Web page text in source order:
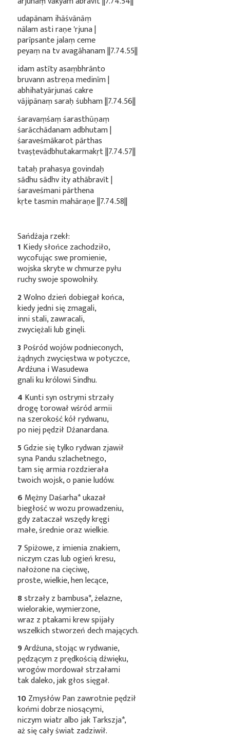
udapānam ihāśvānāṃ
nālam asti raṇe 'rjuna |
parīpsante jalaṃ ceme
peyaṃ na tv avagāhanam ||7.74.55||
idam astīty asaṃbhrānto
bruvann astreṇa medinīm |
abhihatyārjunaś cakre
vājipānaṃ saraḥ śubham ||7.74.56||
śaravaṃśaṃ śarasthūṇaṃ
śarācchādanam adbhutam |
śaraveśmākarot pārthas
tvaṣṭevādbhutakarmakṛt ||7.74.57||
tataḥ prahasya govindaḥ
sādhu sādhv ity athābravīt |
śaraveśmani pārthena
kṛte tasmin mahāraṇe ||7.74.58||
Sańdźaja rzekł:
1 Kiedy słońce zachodziło,
wycofując swe promienie,
wojska skryte w chmurze pyłu
ruchy swoje spowolniły.
2Wolno dzień dobiegał końca,
kiedy jedni się zmagali,
inni stali, zawracali,
zwyciężali lub ginęli.
3Pośród wojów podnieconych,
żądnych zwycięstwa w potyczce,
Ardźuna i Wasudewa
gnali ku królowi Sindhu.
4 Kunti syn ostrymi strzały
drogę torował wśród armii
na szerokość kół rydwanu,
po niej pędził Dźanardana.
5Gdzie się tylko rydwan zjawił
syna Pandu szlachetnego,
tam się armia rozdzierała
twoich wojsk, o panie ludów.
6 MężnyDaśarha*ukazał
biegłość w wozu prowadzeniu,
gdy zataczał wszędy kręgi
małe, średnie oraz wielkie.
7Spiżowe, z imienia znakiem,
niczym czas lub ogień kresu,
nałożone na cięciwę,
proste, wielkie, hen lecące,
8strzały zbambusa*, żelazne,
wielorakie, wymierzone,
wraz z ptakami krew spijały
wszelkich stworzeń dech mających.
9Ardźuna, stojąc w rydwanie,
pędzącym z prędkością dźwięku,
wrogów mordował strzałami
tak daleko, jak głos sięgał.
10Zmysłów Pan zawrotnie pędził
końmi dobrze niosącymi,
niczym wiatr albo jakTarkszja*,
aż się cały świat zadziwił.